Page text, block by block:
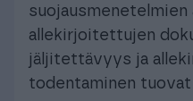
suojausmenetelmien
allekirjoitettujen
jäljitettävyys ja
todentaminen